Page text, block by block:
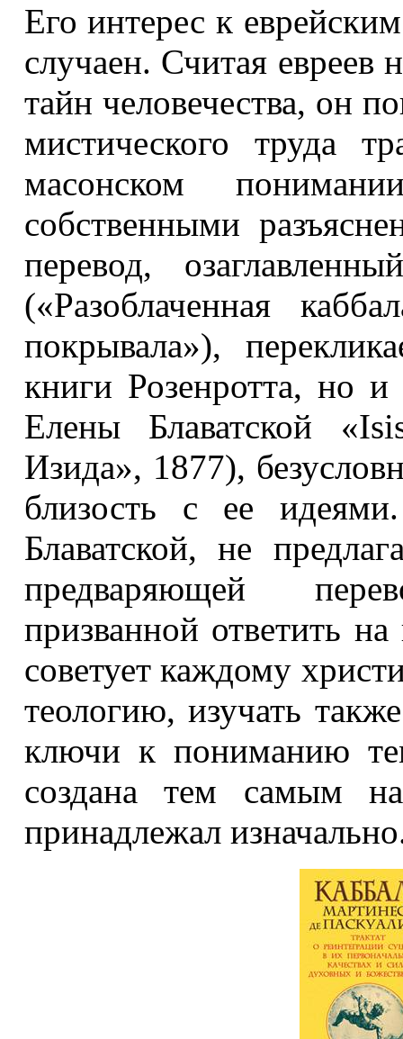
Его интерес к
случаен. Считая евреев
тайн человечества, он
мистического труда
масонском
собственными
перевод,
(«Разоблаченная
покрывала»),
книги Розенротта, но и
Елены Блаватской
Изида», 1877),
близость с ее
Блаватской, не
предваряющей
призванной ответить
советует каждому
теологию, изучать
ключи к пониманию
создана тем самым
принадлежал